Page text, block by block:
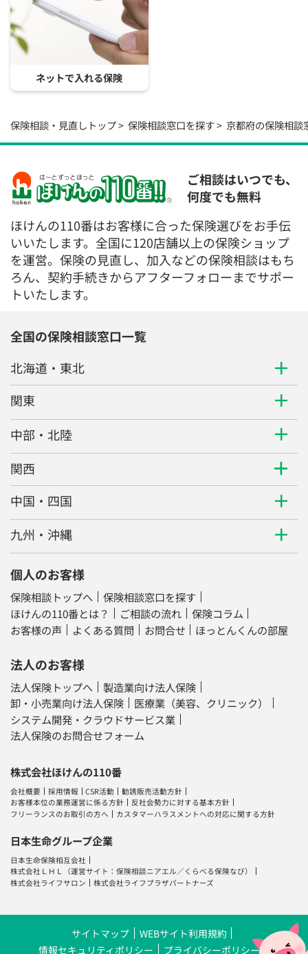
ネットで入れる保険
保険相談・見直しトップ 保険相談窓口を探す 京都府の保険相談
ご相談はいつでも、
何度でも無料
ほけんの110番はお客様に合った保険選びをお手伝
いいたします。全国に120店舗以上の保険ショップ
を運営。保険の見直し、加入などの保険相談はもち
ろん、契約手続きからアフターフォローまでサポー
トいたします。
全国の保険相談窓口一覧
北海道・東北
関東
中部・北陸
関西
中国・四国
九州・沖縄
個人のお客様
保険相談トップへ
保険相談窓口を探す
ほけんの110番とは？
ご相談の流れ
保険コラム
お客様の声
よくある質問 お問合せ ほっとんくんの部屋
法人のお客様
法人保険トップへ
製造業向け法人保険
卸・小売業向け法人保険
医療業（美容、クリニック）
システム開発・クラウドサービス業
法人保険のお問合せフォーム
株式会社ほけんの110番
会社概要 採用情報 CSR活動
勧誘販売活動方針
お客様本位の業務運営に係る方針
反社会勢力に対する基本方針
フリーランスのお取引の方へ
カスタマーハラスメントへの対応に関する方針
日本生命グループ企業
日本生命保険相互会社
株式会社ＬＨＬ （運営サイト：保険相談ニアエル／ くらべる保険なび）
株式会社ライフサロン
株式会社ライフプラザパートナーズ
サイトマップ
WEBサイト利用規約
情報セキュリティポリシー
プライバシーポリシー